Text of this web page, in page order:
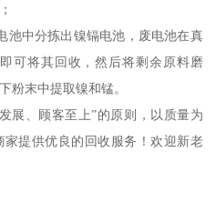
池中分拣出镍镉电池，废电池在真
可将其回收，然后将剩余原料磨
粉末中提取镍和锰。
展、顾客至上”的原则，以质量为
提供优良的回收服务！欢迎新老